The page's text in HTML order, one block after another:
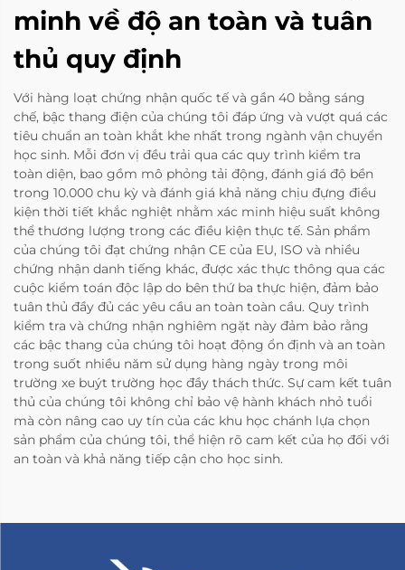
minh về độ an toàn và tuân
thủ quy định
Với hàng loạt chứng nhận quốc tế và gần 40 bằng sáng
chế, bậc thang điện của chúng tôi đáp ứng và vượt quá các
tiêu chuẩn an toàn khắt khe nhất trong ngành vận chuyển
học sinh. Mỗi đơn vị đều trải qua các quy trình kiểm tra
toàn diện, bao gồm mô phỏng tải động, đánh giá độ bền
trong 10.000 chu kỳ và đánh giá khả năng chịu đựng điều
kiện thời tiết khắc nghiệt nhằm xác minh hiệu suất không
thể thương lượng trong các điều kiện thực tế. Sản phẩm
của chúng tôi đạt chứng nhận CE của EU, ISO và nhiều
chứng nhận danh tiếng khác, được xác thực thông qua các
cuộc kiểm toán độc lập do bên thứ ba thực hiện, đảm bảo
tuân thủ đầy đủ các yêu cầu an toàn toàn cầu. Quy trình
kiểm tra và chứng nhận nghiêm ngặt này đảm bảo rằng
các bậc thang của chúng tôi hoạt động ổn định và an toàn
trong suốt nhiều năm sử dụng hàng ngày trong môi
trường xe buýt trường học đầy thách thức. Sự cam kết tuân
thủ của chúng tôi không chỉ bảo vệ hành khách nhỏ tuổi
mà còn nâng cao uy tín của các khu học chánh lựa chọn
sản phẩm của chúng tôi, thể hiện rõ cam kết của họ đối với
an toàn và khả năng tiếp cận cho học sinh.